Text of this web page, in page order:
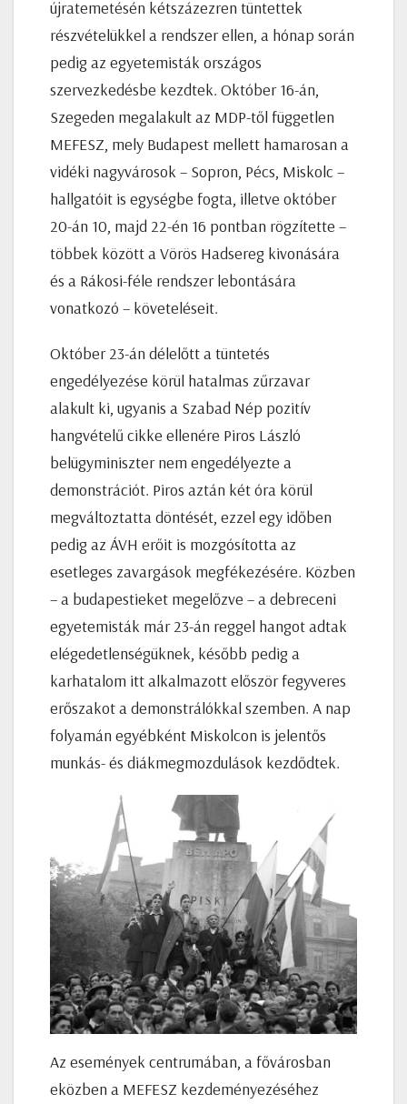
újratemetésén kétszázezren tüntettek
részvételükkel a rendszer ellen, a hónap során
pedig az egyetemisták országos
szervezkedésbe kezdtek. Október 16-án,
Szegeden megalakult az MDP-től független
MEFESZ, mely Budapest mellett hamarosan a
vidéki nagyvárosok – Sopron, Pécs, Miskolc –
hallgatóit is egységbe fogta, illetve október
20-án 10, majd 22-én 16 pontban rögzítette –
többek között a Vörös Hadsereg kivonására
és a Rákosi-féle rendszer lebontására
vonatkozó – követeléseit.
Október 23-án délelőtt a tüntetés
engedélyezése körül hatalmas zűrzavar
alakult ki, ugyanis a Szabad Nép pozitív
hangvételű cikke ellenére Piros László
belügyminiszter nem engedélyezte a
demonstrációt. Piros aztán két óra körül
megváltoztatta döntését, ezzel egy időben
pedig az ÁVH erőit is mozgósította az
esetleges zavargások megfékezésére. Közben
– a budapestieket megelőzve – a debreceni
egyetemisták már 23-án reggel hangot adtak
elégedetlenségüknek, később pedig a
karhatalom itt alkalmazott először fegyveres
erőszakot a demonstrálókkal szemben. A nap
folyamán egyébként Miskolcon is jelentős
munkás- és diákmegmozdulások kezdődtek.
Az események centrumában, a fővárosban
eközben a MEFESZ kezdeményezéséhez